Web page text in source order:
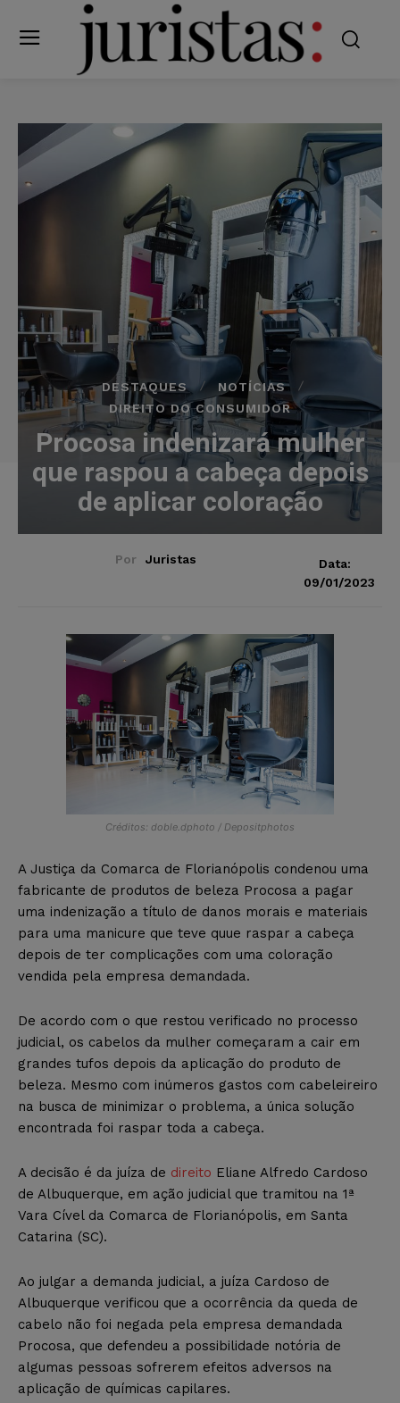
DESTAQUES
NOTÍCIAS
DIREITO DO CONSUMIDOR
Procosa indenizará mulher
que raspou a cabeça depois
de aplicar coloração
Por Juristas
Data:
09/01/2023
Créditos: doble.dphoto / Depositphotos
A Justiça da Comarca de Florianópolis condenou uma
fabricante de produtos de beleza Procosa a pagar
uma indenização a título de danos morais e materiais
para uma manicure que teve quue raspar a cabeça
depois de ter complicações com uma coloração
vendida pela empresa demandada.
De acordo com o que restou verificado no processo
judicial, os cabelos da mulher começaram a cair em
grandes tufos depois da aplicação do produto de
beleza. Mesmo com inúmeros gastos com cabeleireiro
na busca de minimizar o problema, a única solução
encontrada foi raspar toda a cabeça.
A decisão é da juíza de direito Eliane Alfredo Cardoso
de Albuquerque, em ação judicial que tramitou na 1ª
Vara Cível da Comarca de Florianópolis, em Santa
Catarina (SC).
Ao julgar a demanda judicial, a juíza Cardoso de
Albuquerque verificou que a ocorrência da queda de
cabelo não foi negada pela empresa demandada
Procosa, que defendeu a possibilidade notória de
algumas pessoas sofrerem efeitos adversos na
aplicação de químicas capilares.